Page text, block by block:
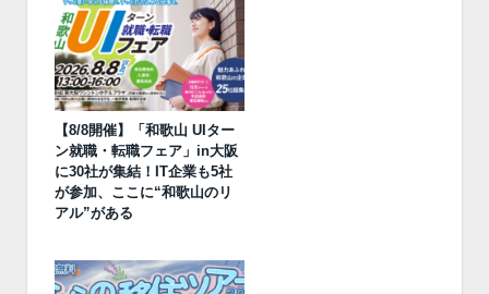
【8/8開催】「和歌山 UIター
ン就職・転職フェア」in大阪
に30社が集結！IT企業も5社
が参加、ここに“和歌山のリ
アル”がある